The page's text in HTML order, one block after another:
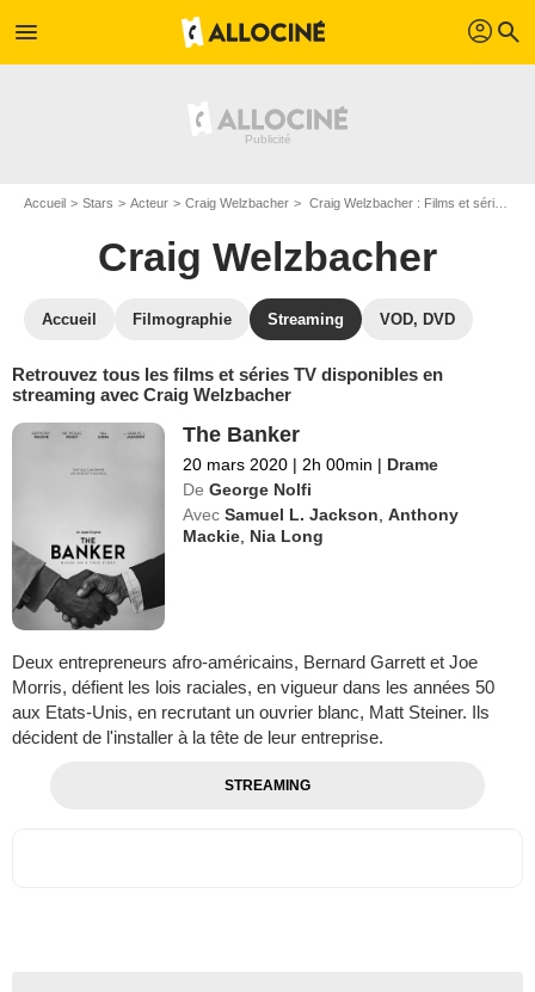
menu profil search
Accueil Stars Acteur Craig Welzbacher Craig Welzbacher : Films et séries online
Craig Welzbacher
Accueil Filmographie Streaming VOD, DVD
Retrouvez tous les films et séries TV disponibles en
streaming avec Craig Welzbacher
The Banker
20 mars 2020 | 2h 00min | Drame
De George Nolfi
Avec Samuel L. Jackson ,Anthony
Mackie Nia Long
Deux entrepreneurs afro-américains, Bernard Garrett et Joe
Morris, défient les lois raciales, en vigueur dans les années 50
aux Etats-Unis, en recrutant un ouvrier blanc, Matt Steiner. Ils
décident de l'installer à la tête de leur entreprise.
STREAMING